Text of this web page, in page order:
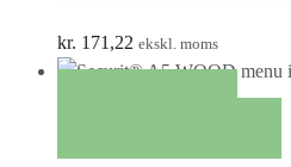
kr. 171,22 ekskl. moms